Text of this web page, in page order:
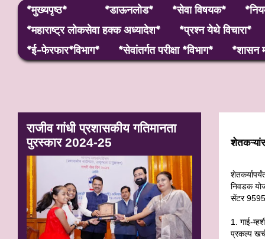
*मुख्यपृष्ठ* *डाऊनलोड* *सेवा विषयक*
*महाराष्ट्र लाेकसेवा हक्क अध्यादेश*
*प्रश्न येथे विचारा*
*ई-फेरफार*विभाग*
*सेवांतर्गत परीक्षा *विभाग* *शासन
निवडक
सेंटर
1.
गाई-
प्रकल्प
राजीव गांधी प्रशासकीय गतिमानता
पुरस्कार 2024-25